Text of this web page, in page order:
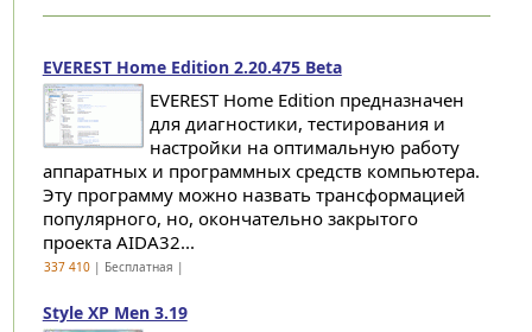
EVEREST Home Edition 2.20.475 Beta
EVEREST Home Edition предназначен
для диагностики, тестирования и
настройки на оптимальную работу
аппаратных и программных средств компьютера.
Эту программу можно назвать трансформацией
популярного, но, окончательно закрытого
проекта AIDA32...
337 410| Бесплатная |
Style XP Men 3.19